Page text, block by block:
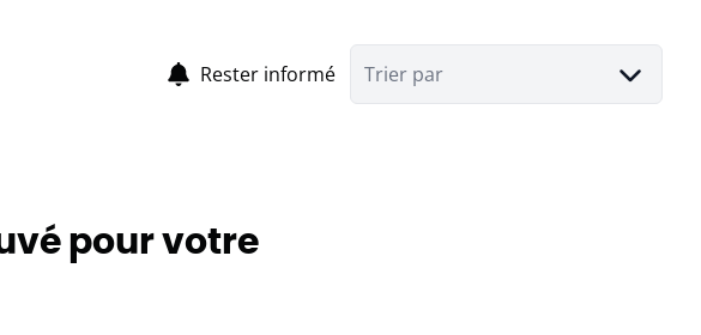
Rester informé Trier par
pour votre